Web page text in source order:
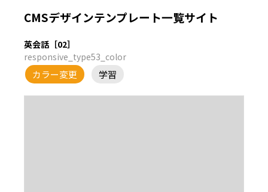
CMSデザインテンプレート一覧サイト
英会話［02］
responsive_type53_color
学習
カラー変更